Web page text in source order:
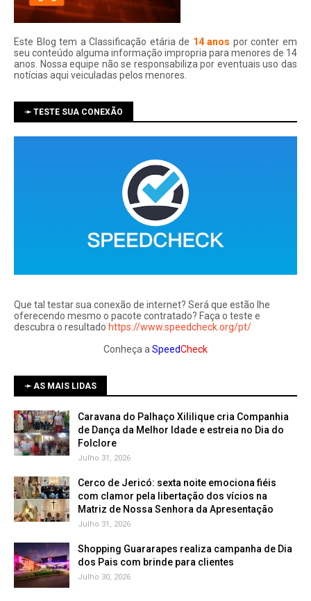
Este Blog tem a Classificação etária de 14 anos por conter em
seu conteúdo alguma informação impropria para menores de 14
anos. Nossa equipe não se responsabiliza por eventuais uso das
notí­cias aqui veiculadas pelos menores.
➛ TESTE SUA CONEXÃO
Que tal testar sua conexão de internet? Será que estão lhe
oferecendo mesmo o pacote contratado? Faça o teste e
descubra o resultado https://www.speedcheck.org/pt/
Conheça a SpeedCheck
➛ AS MAIS LIDAS
Caravana do Palhaço Xililique cria Companhia
de Dança da Melhor Idade e estreia no Dia do
Folclore
Julho 31, 2026
Cerco de Jericó: sexta noite emociona fiéis
com clamor pela libertação dos vícios na
Matriz de Nossa Senhora da Apresentação
Julho 31, 2026
Shopping Guararapes realiza campanha de Dia
dos Pais com brinde para clientes
Julho 30, 2026